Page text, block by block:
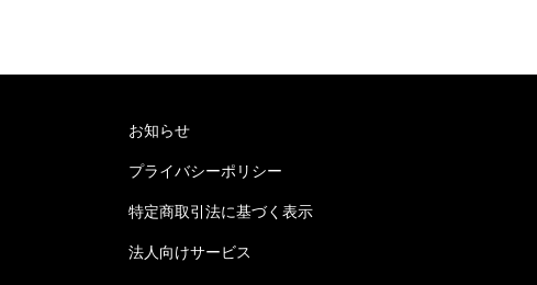
お知らせ
プライバシーポリシー
特定商取引法に基づく表示
法人向けサービス